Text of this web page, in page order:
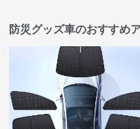
防災グッズ車のおすすめ